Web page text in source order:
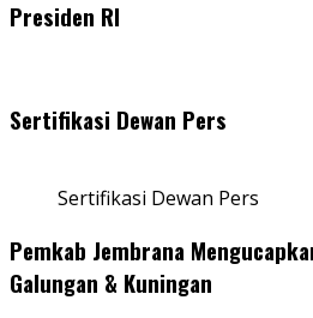
Presiden RI
Sertifikasi Dewan Pers
Sertifikasi Dewan Pers
Pemkab Jembrana
Galungan & Kuningan